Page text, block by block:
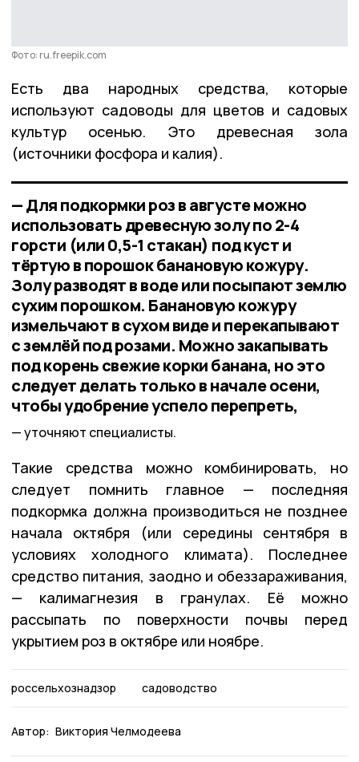
Фото: ru.freepik.com
Есть два народных средства, которые
используют садоводы для цветов и садовых
культур осенью. Это древесная зола
(источники фосфора и калия).
— Для подкормки роз в августе можно
использовать древесную золу по 2-4
горсти (или 0,5-1 стакан) под куст и
тёртую в порошок банановую кожуру.
Золу разводят в воде или посыпают землю
сухим порошком. Банановую кожуру
измельчают в сухом виде и перекапывают
с землёй под розами. Можно закапывать
под корень свежие корки банана, но это
следует делать только в начале осени,
чтобы удобрение успело перепреть,
уточняют специалисты.
Такие средства можно комбинировать, но
следует помнить главное — последняя
подкормка должна производиться не позднее
начала октября (или середины сентября в
условиях холодного климата). Последнее
средство питания, заодно и обеззараживания,
— калимагнезия в гранулах. Её можно
рассыпать по поверхности почвы перед
укрытием роз в октябре или ноябре.
россельхознадзор садоводство
Автор: Виктория Челмодеева